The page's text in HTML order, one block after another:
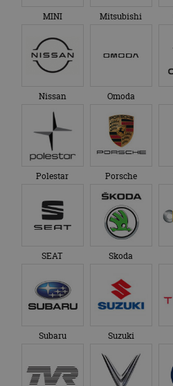
MINI Mitsubishi
Nissan Omoda
Polestar Porsche
SEAT Skoda
Subaru Suzuki